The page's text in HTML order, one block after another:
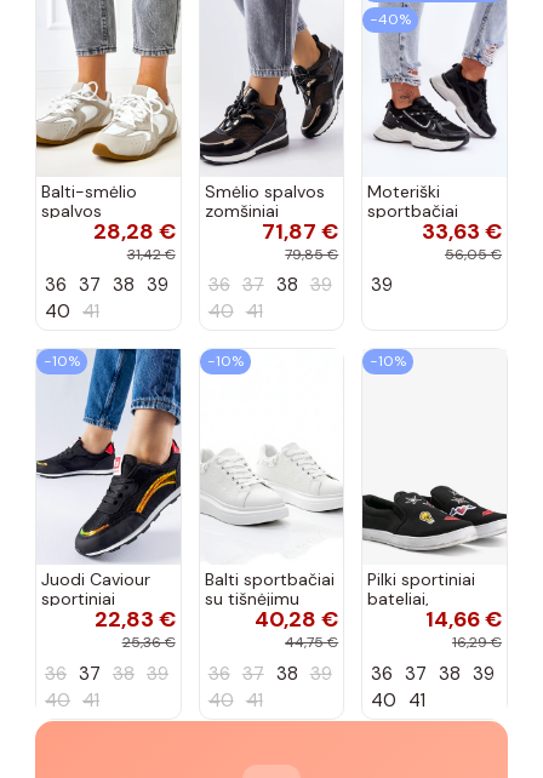
Balti-smėlio
spalvos
sportiniai
Casey
28,28 €
31,42 €
36 37 38 39
40 41
Smėlio spalvos
zomšiniai
sportiniai
bateliai, „Karino"
71,87 €
79,85 €
36 37 38 39
40 41
−40%
Moteriški
sportbačiai
juodos spalvos
33,63 €
56,05 €
39
−10%
Juodi Caviour
sportiniai
sportbačiai22,83 €
25,36 €
36 37 38 39
40 41
−10%
Balti sportbačiai
su tišnėjimu
Peyton40,28 €
44,75 €
36 37 38 39
40 41
−10%
Pilki sportiniai
bateliai,
„Justice"14,66 €
16,29 €
36 37 38 39
40 41